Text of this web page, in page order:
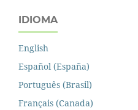
IDIOMA
English
Español (España)
Português (Brasil)
Français (Canada)